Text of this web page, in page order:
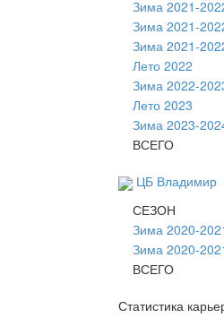
Зима 2021-
Зима 2021-
Зима 2021-
Лето 2022
Зима 2022-
Лето 2023
Зима 2023-
ВСЕГО
ЦБ Владимир
СЕЗОН
Зима 2020-
Зима 2020-
ВСЕГО
Статистика